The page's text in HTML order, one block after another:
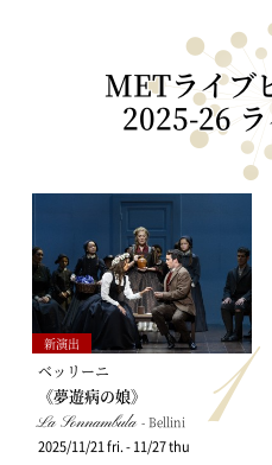
METライブ
2025-26
新演出 1
ベッリーニ
《夢遊病の娘》
La Sonnambula - Bellini
2025/11/21 fri. - 11/27 thu